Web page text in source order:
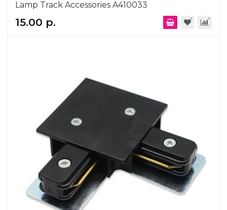
Lamp Track Accessories A410033
15.00 р.